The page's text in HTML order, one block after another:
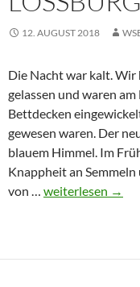
12. AUGUST 2018
Die Nacht war kalt.
gelassen und waren
Bettdecken
gewesen waren. Der
blauem Himmel. Im
Knappheit an
von … 12.
weiterlesen →